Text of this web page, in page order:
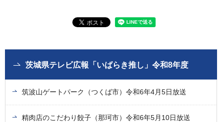
茨城県テレビ広報「いばらき推し」令和8年度
筑波山ゲートパーク（つくば市）令和6年4月5日放送
精肉店のこだわり餃子（那珂市）令和6年5月10日放送